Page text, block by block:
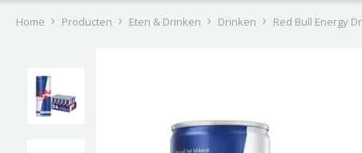
Home Producten Eten & Drinken Drinken Red Bull Energy